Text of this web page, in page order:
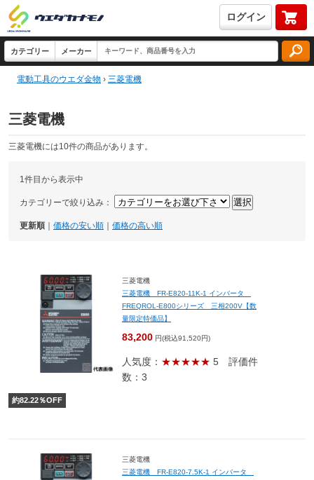
ログイン
電動工具のウエダ金物 › 三菱電機
三菱電機
三菱電機には10件の商品があります。
1件目から表示中
カテゴリーで絞り込み：
更新順 価格の安い順 価格の高い順
三菱電機
三菱電機 FR-E820-11K-1 インバータ
FREQROL-E800シリーズ 三相200V【数
量限定特価品】
83,200 円(税込91,520円)
人気度： ★★★★★ 5 評価件
数：3
約82.22％OFF
三菱電機
三菱電機 FR-E820-7.5K-1 インバータ